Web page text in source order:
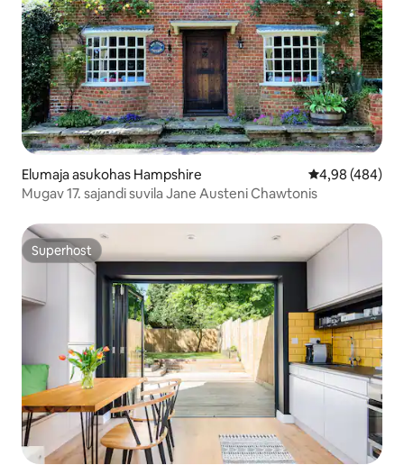
Elumaja asukohas Hampshire Keskmine
4,98 (484)
Mugav 17. sajandi suvila Jane Austeni Chawtonis
Superhost
Superhost